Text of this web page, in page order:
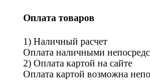
Оплата товаров
1) Наличный расчет
Оплата наличными
2) Оплата картой на сайте
Оплата картой возможна